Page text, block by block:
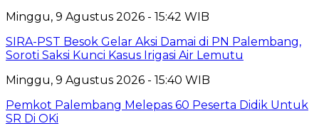
Minggu, 9 Agustus 2026 - 15:42 WIB
SIRA-PST Besok Gelar Aksi Damai di PN Palembang,
Soroti Saksi Kunci Kasus Irigasi Air Lemutu
Minggu, 9 Agustus 2026 - 15:40 WIB
Pemkot Palembang Melepas 60 Peserta Didik Untuk
SR Di OKi